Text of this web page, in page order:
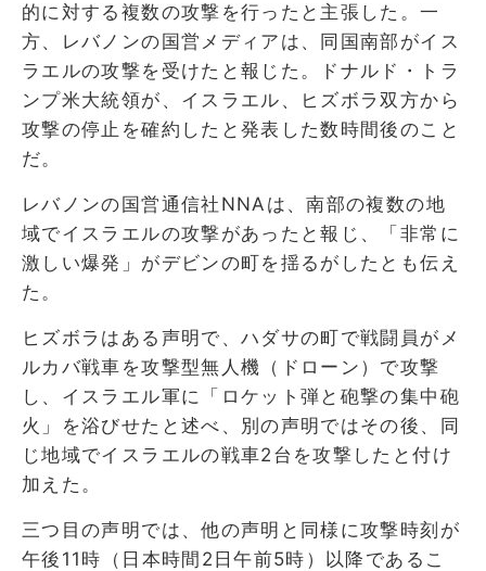
的に対する複数の攻撃を行ったと主張した。一
方、レバノンの国営メディアは、同国南部がイス
ラエルの攻撃を受けたと報じた。ドナルド・トラ
ンプ米大統領が、イスラエル、ヒズボラ双方から
攻撃の停止を確約したと発表した数時間後のこと
だ。
レバノンの国営通信社NNAは、南部の複数の地
域でイスラエルの攻撃があったと報じ、「非常に
激しい爆発」がデビンの町を揺るがしたとも伝え
た。
ヒズボラはある声明で、ハダサの町で戦闘員がメ
ルカバ戦車を攻撃型無人機（ドローン）で攻撃
し、イスラエル軍に「ロケット弾と砲撃の集中砲
火」を浴びせたと述べ、別の声明ではその後、同
じ地域でイスラエルの戦車2台を攻撃したと付け
加えた。
三つ目の声明では、他の声明と同様に攻撃時刻が
午後11時（日本時間2日午前5時）以降であるこ